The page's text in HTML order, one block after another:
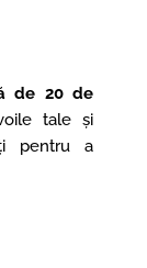
de 20 de
tale și
pentru a